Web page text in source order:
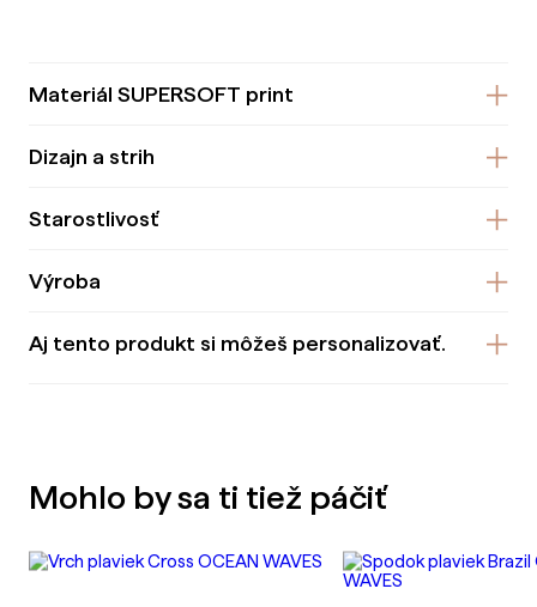
Materiál SUPERSOFT print
Dizajn a strih
Starostlivosť
Výroba
Aj tento produkt si môžeš personalizovať.
Mohlo by sa ti tiež páčiť